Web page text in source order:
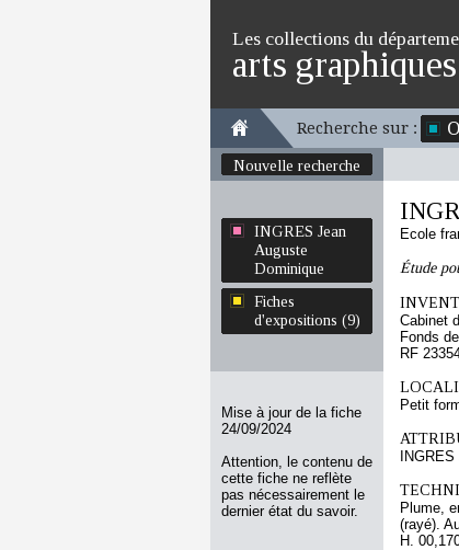
Les collections du
arts graphiques
Recherche sur :
Nouvelle recherche
INGRES Jean
Auguste
Dominique
Fiches
d'expositions (9)
Mise à jour de la fiche
24/09/2024
Attention, le contenu de
cette fiche ne reflète
pas nécessairement le
dernier état du savoir.
Ecole
Étude
Cabinet
Fonds
RF
Petit
Plume,
(rayé).
H.